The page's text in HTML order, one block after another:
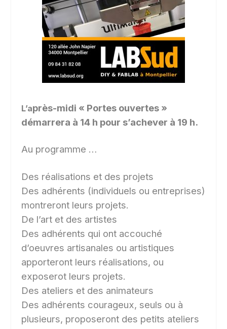
L’après-midi « Portes ouvertes »
démarrera à 14 h pour s’achever à 19 h.
Au programme …
Des réalisations et des projets
Des adhérents (individuels ou entreprises)
montreront leurs projets.
De l’art et des artistes
Des adhérents qui ont accouché
d’oeuvres artisanales ou artistiques
apporteront leurs réalisations, ou
exposerot leurs projets.
Des ateliers et des animateurs
Des adhérents courageux, seuls ou à
plusieurs, proposeront des petits ateliers